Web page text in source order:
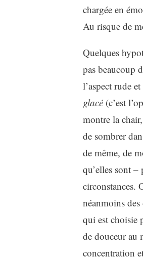
chargée en
Au risque de
Quelques
pas beaucoup
l’aspect rude
glacé(c’est
montre la
de sombrer
de même, de
qu’elles sont –
circonstances.
néanmoins des
qui est choisie
de douceur au
concentration